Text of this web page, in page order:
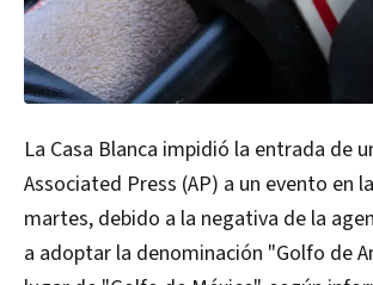
La Casa Blanca impidió la entrada de
Associated Press (AP) a un evento en
martes, debido a la negativa de la
a adoptar la denominación "Golfo de